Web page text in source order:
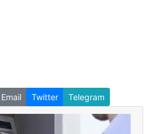
Email Twitter Telegram